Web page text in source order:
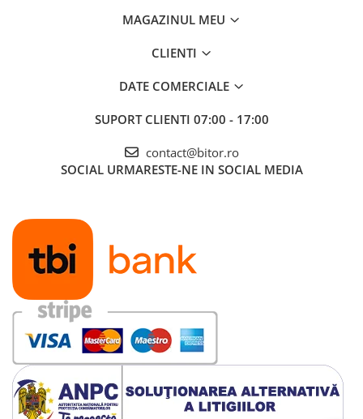
MAGAZINUL MEU
CLIENTI
DATE COMERCIALE
SUPORT CLIENTI 07:00 - 17:00
contact@bitor.ro
SOCIAL URMARESTE-NE IN SOCIAL MEDIA